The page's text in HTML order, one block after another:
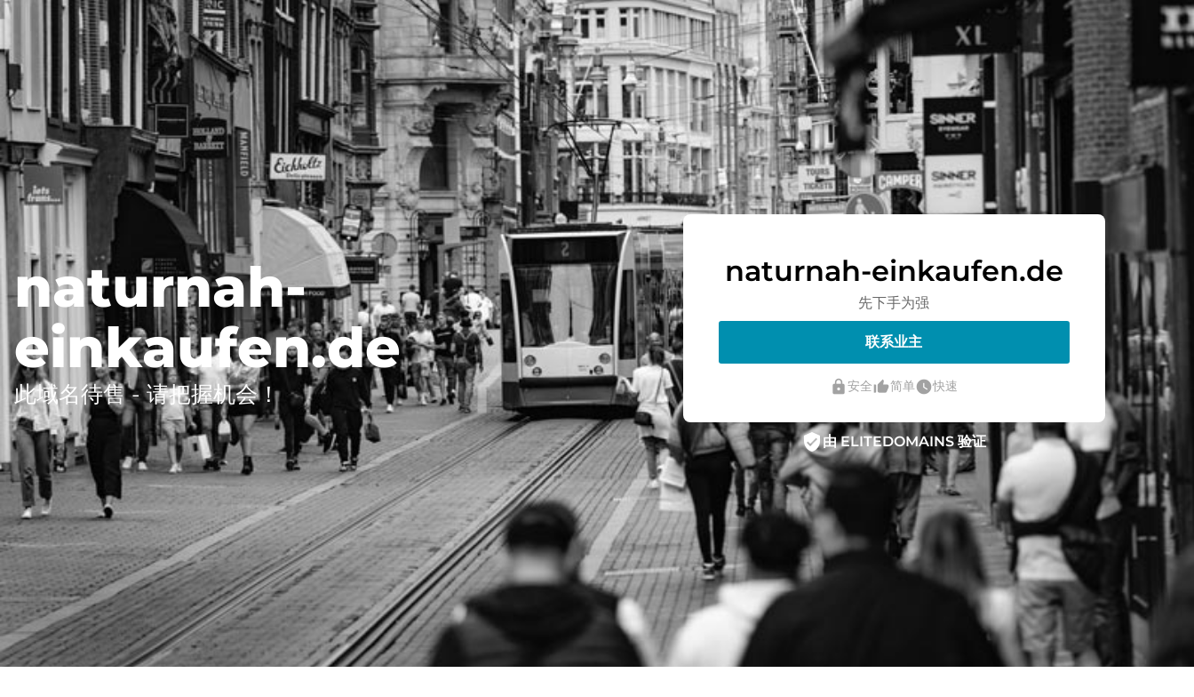
naturnah-
einkaufen.de
此域名待售 - 请把握机会！
naturnah-einkaufen.de
先下手为强
联系业主
lock安全thumb_up_alt简单watch_later快速
verified_user由 ELITEDOMAINS 验证